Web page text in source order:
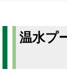
温水プ